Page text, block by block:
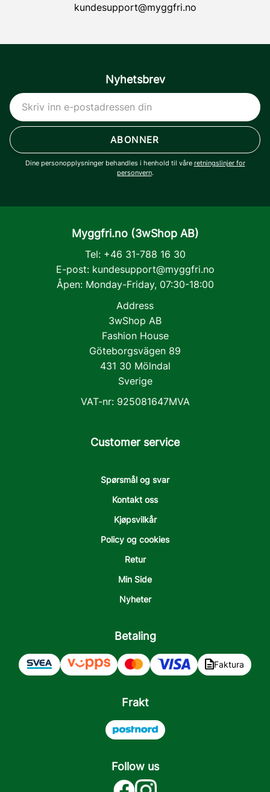
kundesupport@myggfri.no
Nyhetsbrev
ABONNER
Dine personopplysninger behandles i henhold til våre retningslinjer for
personvern.
Myggfri.no (3wShop AB)
Tel: +46 31-788 16 30
E-post: kundesupport@myggfri.no
Åpen: Monday-Friday, 07:30-18:00
Address
3wShop AB
Fashion House
Göteborgsvägen 89
431 30 Mölndal
Sverige
VAT-nr: 925081647MVA
Customer service
Spørsmål og svar
Kontakt oss
Kjøpsvilkår
Policy og cookies
Retur
Min Side
Nyheter
Betaling
Faktura
Frakt
Follow us